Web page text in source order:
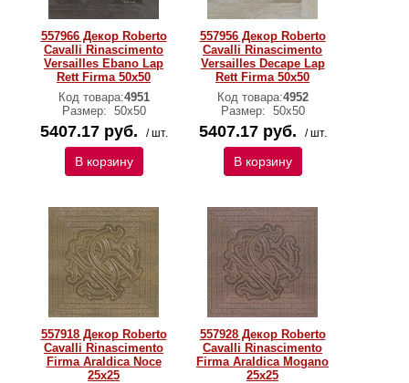
557966 Декор Roberto
Cavalli Rinascimento
Versailles Ebano Lap
Rett Firma 50x50
Код товара:4951
Размер: 50x50
5407.17 руб. / шт.
В корзину
557956 Декор Roberto
Cavalli Rinascimento
Versailles Decape Lap
Rett Firma 50x50
Код товара:4952
Размер: 50x50
5407.17 руб. / шт.
В корзину
557918 Декор Roberto
Cavalli Rinascimento
Firma Araldica Noce
25x25
557928 Декор Roberto
Cavalli Rinascimento
Firma Araldica Mogano
25x25